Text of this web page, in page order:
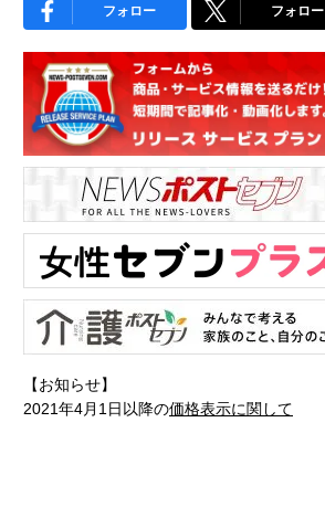
フォロー フォロー
【お知らせ】
2021年4月1日以降の価格表示に関して